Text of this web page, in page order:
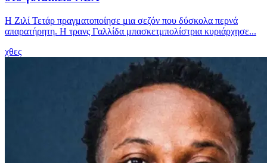
Η Ζιλί Τετάρ πραγματοποίησε μια σεζόν που δύσκολα περνά
απαρατήρητη. Η τρανς Γαλλίδα μπασκετμπολίστρια κυριάρχησε...
χθες